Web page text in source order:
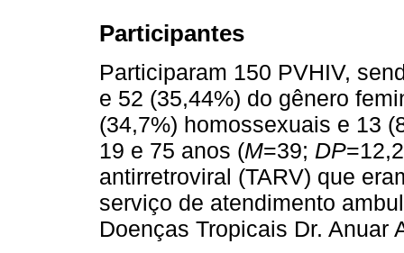
Participantes
Participaram 150 PVHIV,
e 52 (35,44%) do gênero
(34,7%) homossexuais e 13
19 e 75 anos (M=39; DP
antirretroviral (TARV) que
serviço de atendimento
Doenças Tropicais Dr. Anuar